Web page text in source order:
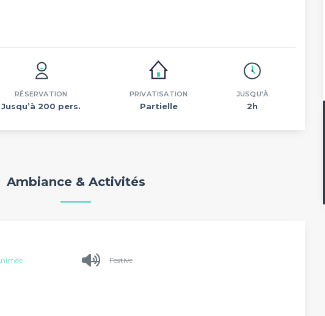
RÉSERVATION
Jusqu’à 200 pers.
PRIVATISATION
Partielle
JUSQU'À
2h
Ambiance & Activités
Festive